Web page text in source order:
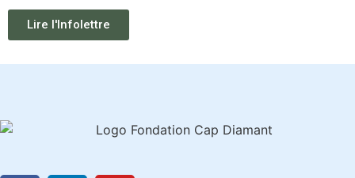
Lire l'Infolettre